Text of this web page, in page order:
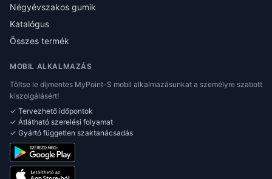
Négyévszakos gumik
Katalógus
Összes termék
MOBIL ALKALMAZÁS
Töltse le díjmentes MyPoint-S mobil alkalmazásunkat a személyre szabott
kiszolgálásért!
✓ Tervezhető időpontok
✓ Átlátható szerelési folyamat
✓ Gyártó független szaktanácsadás